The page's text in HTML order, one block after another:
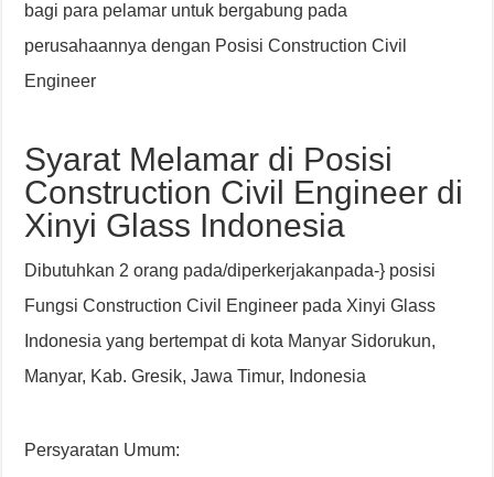
bagi para pelamar untuk bergabung pada
perusahaannya dengan Posisi Construction Civil
Engineer
Syarat Melamar di Posisi
Construction Civil Engineer di
Xinyi Glass Indonesia
Dibutuhkan 2 orang pada/diperkerjakanpada-} posisi
Fungsi Construction Civil Engineer pada Xinyi Glass
Indonesia yang bertempat di kota Manyar Sidorukun,
Manyar, Kab. Gresik, Jawa Timur, Indonesia
Persyaratan Umum: